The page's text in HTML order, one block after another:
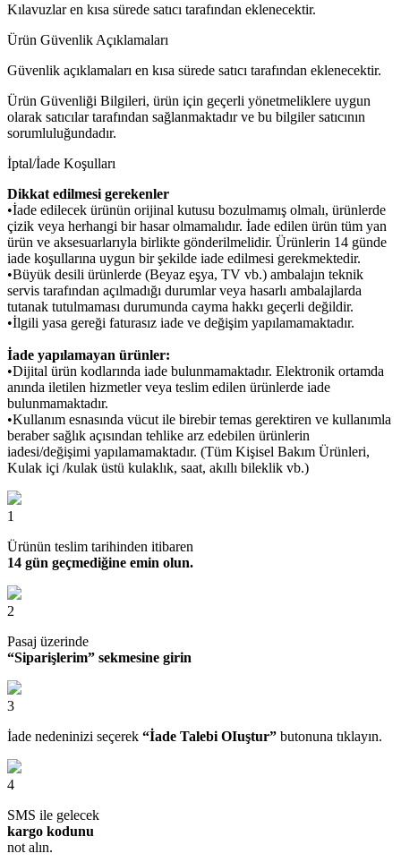
Kılavuzlar en kısa sürede satıcı tarafından eklenecektir.
Ürün Güvenlik Açıklamaları
Güvenlik açıklamaları en kısa sürede satıcı tarafından eklenecektir.
Ürün Güvenliği Bilgileri, ürün için geçerli yönetmeliklere uygun
olarak satıcılar tarafından sağlanmaktadır ve bu bilgiler satıcının
sorumluluğundadır.
İptal/İade Koşulları
Dikkat edilmesi gerekenler
•İade edilecek ürünün orijinal kutusu bozulmamış olmalı, ürünlerde
çizik veya herhangi bir hasar olmamalıdır. İade edilen ürün tüm yan
ürün ve aksesuarlarıyla birlikte gönderilmelidir. Ürünlerin 14 günde
iade koşullarına uygun bir şekilde iade edilmesi gerekmektedir.
•Büyük desili ürünlerde (Beyaz eşya, TV vb.) ambalajın teknik
servis tarafından açılmadığı durumlar veya hasarlı ambalajlarda
tutanak tutulmaması durumunda cayma hakkı geçerli değildir.
•İlgili yasa gereği faturasız iade ve değişim yapılamamaktadır.
İade yapılamayan ürünler:
•Dijital ürün kodlarında iade bulunmamaktadır. Elektronik ortamda
anında iletilen hizmetler veya teslim edilen ürünlerde iade
bulunmamaktadır.
•Kullanım esnasında vücut ile birebir temas gerektiren ve kullanımla
beraber sağlık açısından tehlike arz edebilen ürünlerin
iadesi/değişimi yapılamamaktadır. (Tüm Kişisel Bakım Ürünleri,
Kulak içi /kulak üstü kulaklık, saat, akıllı bileklik vb.)
1
Ürünün teslim tarihinden itibaren
14 gün geçmediğine emin olun.
2
Pasaj üzerinde
“Siparişlerim” sekmesine girin
3
İade nedeninizi seçerek “İade Talebi OIuştur” butonuna tıklayın.
4
SMS ile gelecek
kargo kodunu
not alın.